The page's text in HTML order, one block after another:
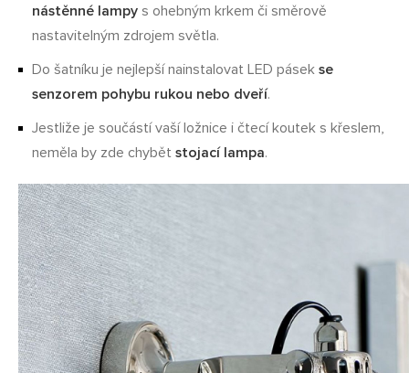
nástěnné lampy s ohebným krkem či směrově
nastavitelným zdrojem světla.
Do šatníku je nejlepší nainstalovat LED pásek se
senzorem pohybu rukou nebo dveří.
Jestliže je součástí vaší ložnice i čtecí koutek s křeslem,
neměla by zde chybět stojací lampa.